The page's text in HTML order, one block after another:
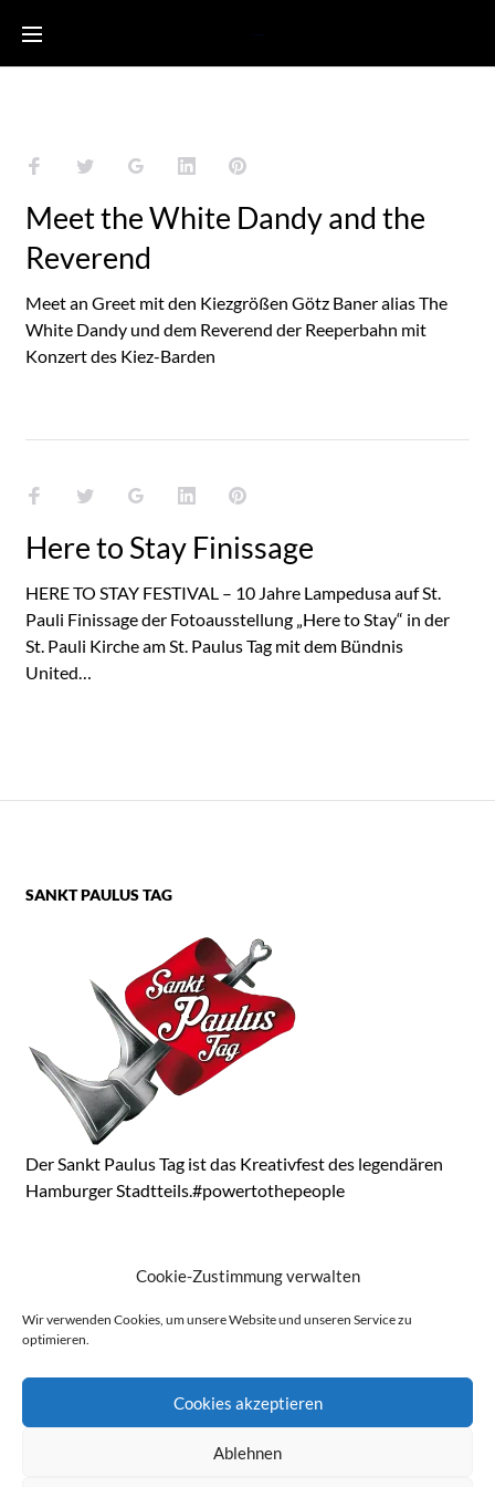
Cookie-Zustimmung verwalten
Wir verwenden Cookies, um unsere Website und unseren Service zu
optimieren.
Cookies akzeptieren
Ablehnen
content
FacebookTwitterGoogle+ LinkedInPinterest
Meet the White Dandy and the
Reverend
Meet an Greet mit den Kiezgrößen Götz Baner alias The
White Dandy und dem Reverend der Reeperbahn mit
Konzert des Kiez-Barden
FacebookTwitterGoogle+LinkedInPinterest
Here to Stay Finissage
HERE TO STAY FESTIVAL – 10 Jahre Lampedusa auf St.
Pauli Finissage der Fotoausstellung „Here to Stay“ in der
St. Pauli Kirche am St. Paulus Tag mit dem Bündnis
United…
SANKT PAULUS TAG
Der Sankt Paulus Tag ist das Kreativfest des legendären
Hamburger Stadtteils.#powertothepeople
Ausrichter: St. Pauli Bürgerverein von 1847, Round
Table 84 St. Pauli sowie viele Künstler aus dem Viertel